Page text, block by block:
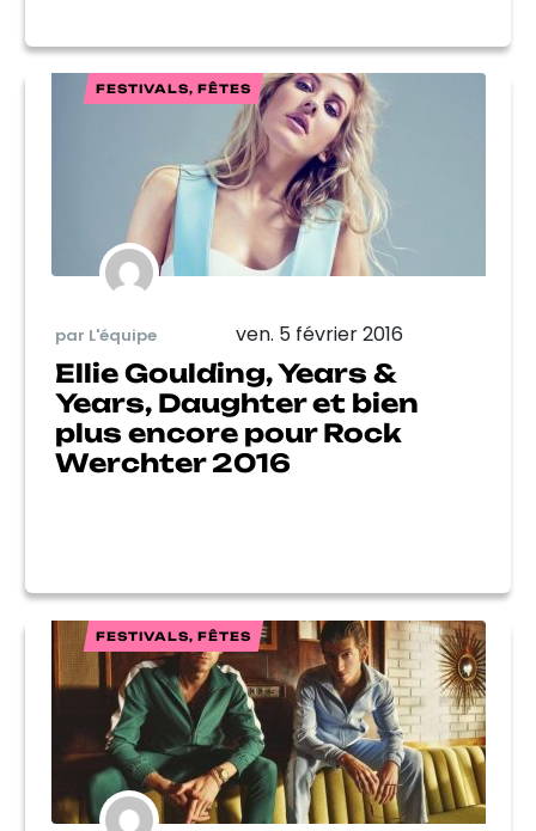
FESTIVALS, FÊTES
par L'équipe ven. 5 février 2016
Ellie Goulding, Years &
Years, Daughter et bien
plus encore pour Rock
Werchter 2016
FESTIVALS, FÊTES